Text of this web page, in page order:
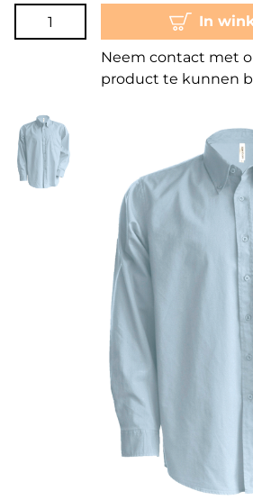
In
Neem contact met
product te kunnen